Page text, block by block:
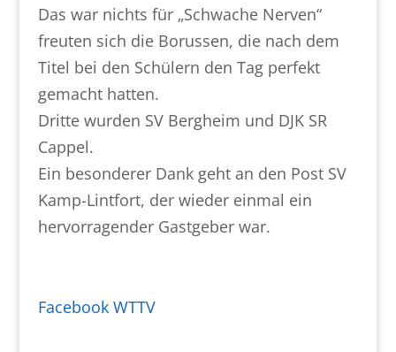
Das war nichts für „Schwache Nerven“
freuten sich die Borussen, die nach dem
Titel bei den Schülern den Tag perfekt
gemacht hatten.
Dritte wurden SV Bergheim und DJK SR
Cappel.
Ein besonderer Dank geht an den Post SV
Kamp-Lintfort, der wieder einmal ein
hervorragender Gastgeber war.
Facebook WTTV